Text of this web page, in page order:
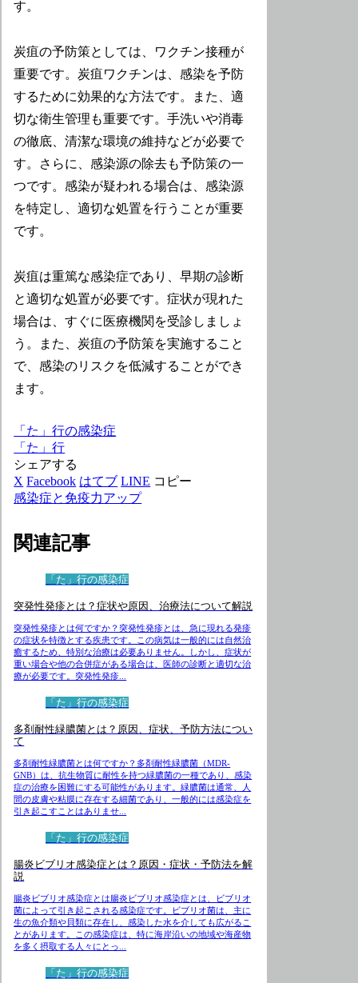
す。
炭疽の予防策としては、ワクチン接種が
重要です。炭疽ワクチンは、感染を予防
するために効果的な方法です。また、適
切な衛生管理も重要です。手洗いや消毒
の徹底、清潔な環境の維持などが必要で
す。さらに、感染源の除去も予防策の一
つです。感染が疑われる場合は、感染源
を特定し、適切な処置を行うことが重要
です。
炭疽は重篤な感染症であり、早期の診断
と適切な処置が必要です。症状が現れた
場合は、すぐに医療機関を受診しましょ
う。また、炭疽の予防策を実施すること
で、感染のリスクを低減することができ
ます。
「た」行の感染症
「た」行
シェアする
X Facebook はてブ LINE コピー
感染症と免疫力アップ
関連記事
「た」行の感染症
突発性発疹とは？症状や原因、治療法について解説
突発性発疹とは何ですか？突発性発疹とは、急に現れる発疹
の症状を特徴とする疾患です。この病気は一般的には自然治
癒するため、特別な治療は必要ありません。しかし、症状が
重い場合や他の合併症がある場合は、医師の診断と適切な治
療が必要です。突発性発疹...
「た」行の感染症
多剤耐性緑膿菌とは？原因、症状、予防方法につい
て
多剤耐性緑膿菌とは何ですか？多剤耐性緑膿菌（MDR-
GNB）は、抗生物質に耐性を持つ緑膿菌の一種であり、感染
症の治療を困難にする可能性があります。緑膿菌は通常、人
間の皮膚や粘膜に存在する細菌であり、一般的には感染症を
引き起こすことはありませ...
「た」行の感染症
腸炎ビブリオ感染症とは？原因・症状・予防法を解
説
腸炎ビブリオ感染症とは腸炎ビブリオ感染症とは、ビブリオ
菌によって引き起こされる感染症です。ビブリオ菌は、主に
生の魚介類や貝類に存在し、感染した水を介しても広がるこ
とがあります。この感染症は、特に海岸沿いの地域や海産物
を多く摂取する人々にとっ...
「た」行の感染症